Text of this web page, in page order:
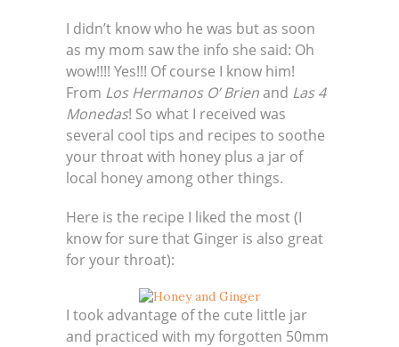
I didn’t know who he was but as soon
as my mom saw the info she said: Oh
wow!!!! Yes!!! Of course I know him!
From Los Hermanos O’ Brienand Las 4
Monedas! So what I received was
several cool tips and recipes to soothe
your throat with honey plus a jar of
local honey among other things.
Here is the recipe I liked the most (I
know for sure that Ginger is also great
for your throat):
I took advantage of the cute little jar
and practiced with my forgotten 50mm